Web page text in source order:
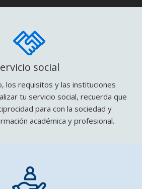
social
los requisitos y las instituciones
tu servicio social, recuerda que
para con la sociedad y
académica y profesional.